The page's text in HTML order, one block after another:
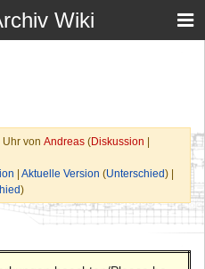
Wiki
von Andreas (Diskussion |
| Aktuelle Version (Unterschied) |
)